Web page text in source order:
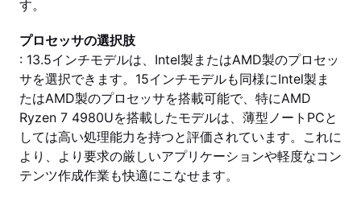
す。
プロセッサの選択肢
: 13.5インチモデルは、Intel製またはAMD製のプロセッ
サを選択できます。15インチモデルも同様にIntel製ま
たはAMD製のプロセッサを搭載可能で、特にAMD
Ryzen 7 4980Uを搭載したモデルは、薄型ノートPCと
しては高い処理能力を持つと評価されています。これに
より、より要求の厳しいアプリケーションや軽度なコン
テンツ作成作業も快適にこなせます。